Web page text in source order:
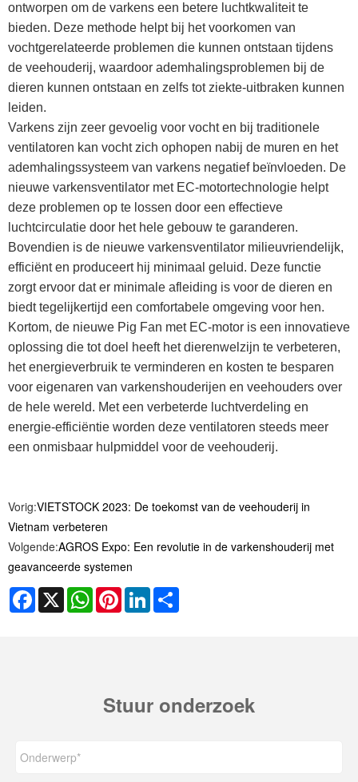
ontworpen om de varkens een betere luchtkwaliteit te
bieden. Deze methode helpt bij het voorkomen van
vochtgerelateerde problemen die kunnen ontstaan ​​tijdens
de veehouderij, waardoor ademhalingsproblemen bij de
dieren kunnen ontstaan ​​en zelfs tot ziekte-uitbraken kunnen
leiden.
Varkens zijn zeer gevoelig voor vocht en bij traditionele
ventilatoren kan vocht zich ophopen nabij de muren en het
ademhalingssysteem van varkens negatief beïnvloeden. De
nieuwe varkensventilator met EC-motortechnologie helpt
deze problemen op te lossen door een effectieve
luchtcirculatie door het hele gebouw te garanderen.
Bovendien is de nieuwe varkensventilator milieuvriendelijk,
efficiënt en produceert hij minimaal geluid. Deze functie
zorgt ervoor dat er minimale afleiding is voor de dieren en
biedt tegelijkertijd een comfortabele omgeving voor hen.
Kortom, de nieuwe Pig Fan met EC-motor is een innovatieve
oplossing die tot doel heeft het dierenwelzijn te verbeteren,
het energieverbruik te verminderen en kosten te besparen
voor eigenaren van varkenshouderijen en veehouders over
de hele wereld. Met een verbeterde luchtverdeling en
energie-efficiëntie worden deze ventilatoren steeds meer
een onmisbaar hulpmiddel voor de veehouderij.
Vorig:VIETSTOCK 2023: De toekomst van de veehouderij in
Vietnam verbeteren
Volgende:AGROS Expo: Een revolutie in de varkenshouderij met
geavanceerde systemen
Facebook
X WhatsAppPinterestLinkedIn
Stuur onderzoek